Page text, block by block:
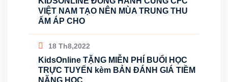
VIỆT NAM TẠO NÊN MÙA TRUNG THU
ẤM ÁP CHO
18 Th8,2022
KidsOnline TẶNG MIỄN PHÍ BUỔI HỌC
TRỰC TUYẾN kèm BẢN ĐÁNH GIÁ TIỀM
NĂNG HỌC